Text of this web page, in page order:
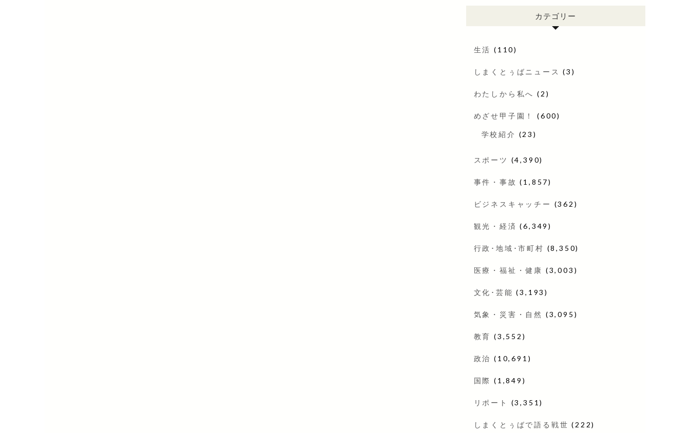
カテゴリー
生活 (110)
しまくとぅばニュース (3)
わたしから私へ (2)
めざせ甲子園！ (600)
学校紹介 (23)
スポーツ (4,390)
事件・事故 (1,857)
ビジネスキャッチー (362)
観光・経済 (6,349)
行政･地域･市町村 (8,350)
医療・福祉・健康 (3,003)
文化･芸能 (3,193)
気象・災害・自然 (3,095)
教育 (3,552)
政治 (10,691)
国際 (1,849)
リポート (3,351)
しまくとぅばで語る戦世 (222)